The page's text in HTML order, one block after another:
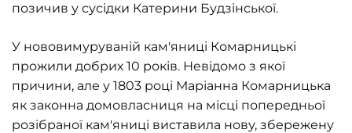
позичив у сусідки Катерини Будзінської.
У нововимуруваній кам'яниці Комарницькі
прожили добрих 10 років. Невідомо з якої
причини, але у 1803 році Маріанна Комарницька
як законна домовласниця на місці попередньої
розібраної кам'яниці виставила нову, збережену